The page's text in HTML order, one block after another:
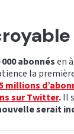
abonnésen
la
millions
sur Twitter.Il
serait